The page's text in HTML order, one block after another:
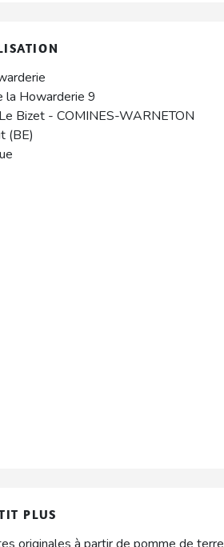
la Howarderie 9
Le Bizet - COMINES-WARNETON
(BE)
PLUS